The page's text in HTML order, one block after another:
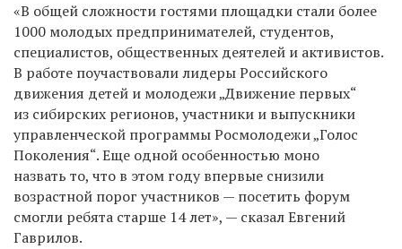
«В общей сложности гостями площадки стали более
1000 молодых предпринимателей, студентов,
специалистов, общественных деятелей и активистов.
В работе поучаствовали лидеры Российского
движения детей и молодежи „Движение первых“
из сибирских регионов, участники и выпускники
управленческой программы Росмолодежи „Голос
Поколения“. Еще одной особенностью моно
назвать то, что в этом году впервые снизили
возрастной порог участников — посетить форум
смогли ребята старше 14 лет», — сказал Евгений
Гаврилов.